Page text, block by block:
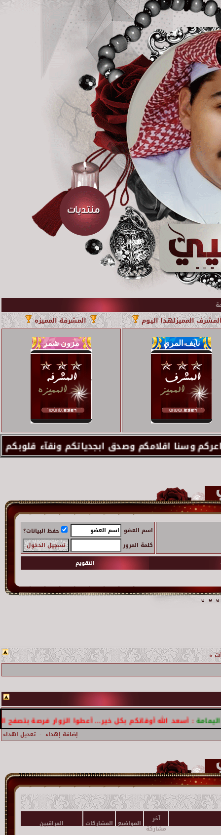
المميزلهذا اليوم المشرفة المميزه
اسم العضو
حفظ البيانات؟
كلمة المرور
التقويم
»
أسعد الله أوقاتكم بكل خير... أعطوا الزوار فرصة بتصفح
إضافة إهداء -تعديل اهداء
آخر
مشاركة
المواضيع المشاركات المراقبين